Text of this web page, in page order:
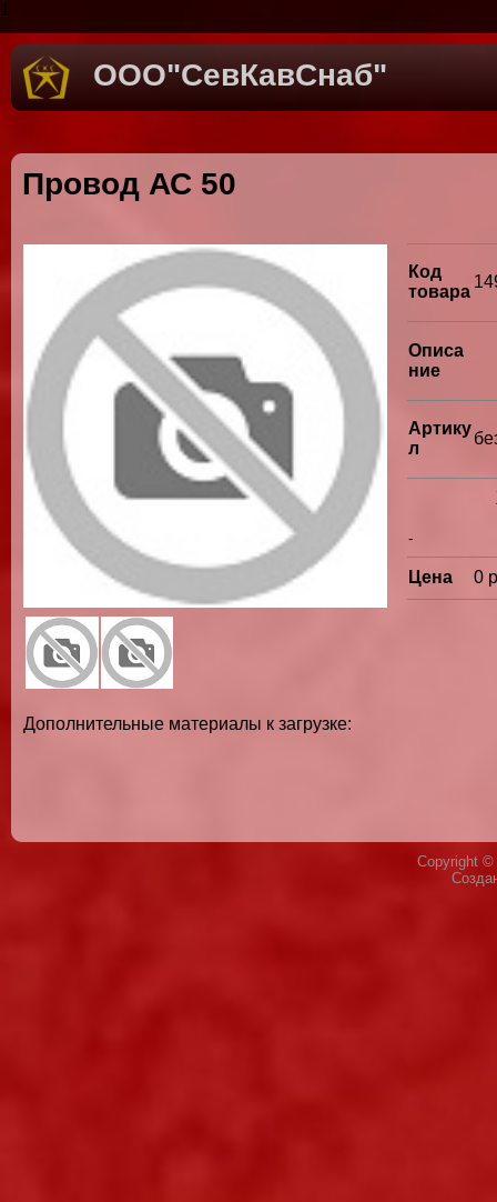
1
ООО"СевКавСнаб"
Провод АС 50
Дополнительные материалы к загрузке:
Код
товара
Описа
ние
Артику
л
-
Цена 0
Copyright